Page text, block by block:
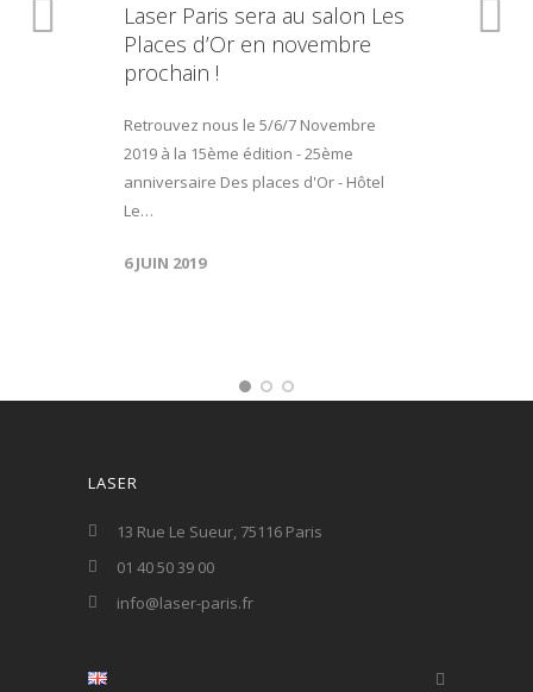
Laser Paris sera au salon Les
Places d’Or en novembre
prochain !
Retrouvez nous le 5/6/7 Novembre
2019 à la 15ème édition - 25ème
anniversaire Des places d'Or - Hôtel
Le…
6 JUIN 2019
LASER
13 Rue Le Sueur, 75116 Paris
01 40 50 39 00
info@laser-paris.fr